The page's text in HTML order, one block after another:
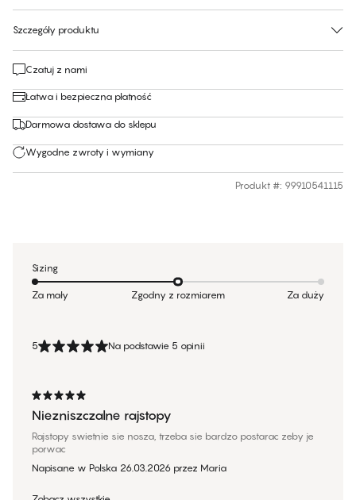
Szczegóły produktu
Czatuj z nami
Łatwa i bezpieczna płatność
Darmowa dostawa do sklepu
Wygodne zwroty i wymiany
Produkt #: 99910541115
5 Na podstawie 5 opinii
Niezniszczalne rajstopy
Rajstopy swietnie sie nosza, trzeba sie bardzo postarac zeby je
porwac
Napisane w Polska 26.03.2026 przez Maria
Sizing
Za mały Zgodny z rozmiarem Za duży